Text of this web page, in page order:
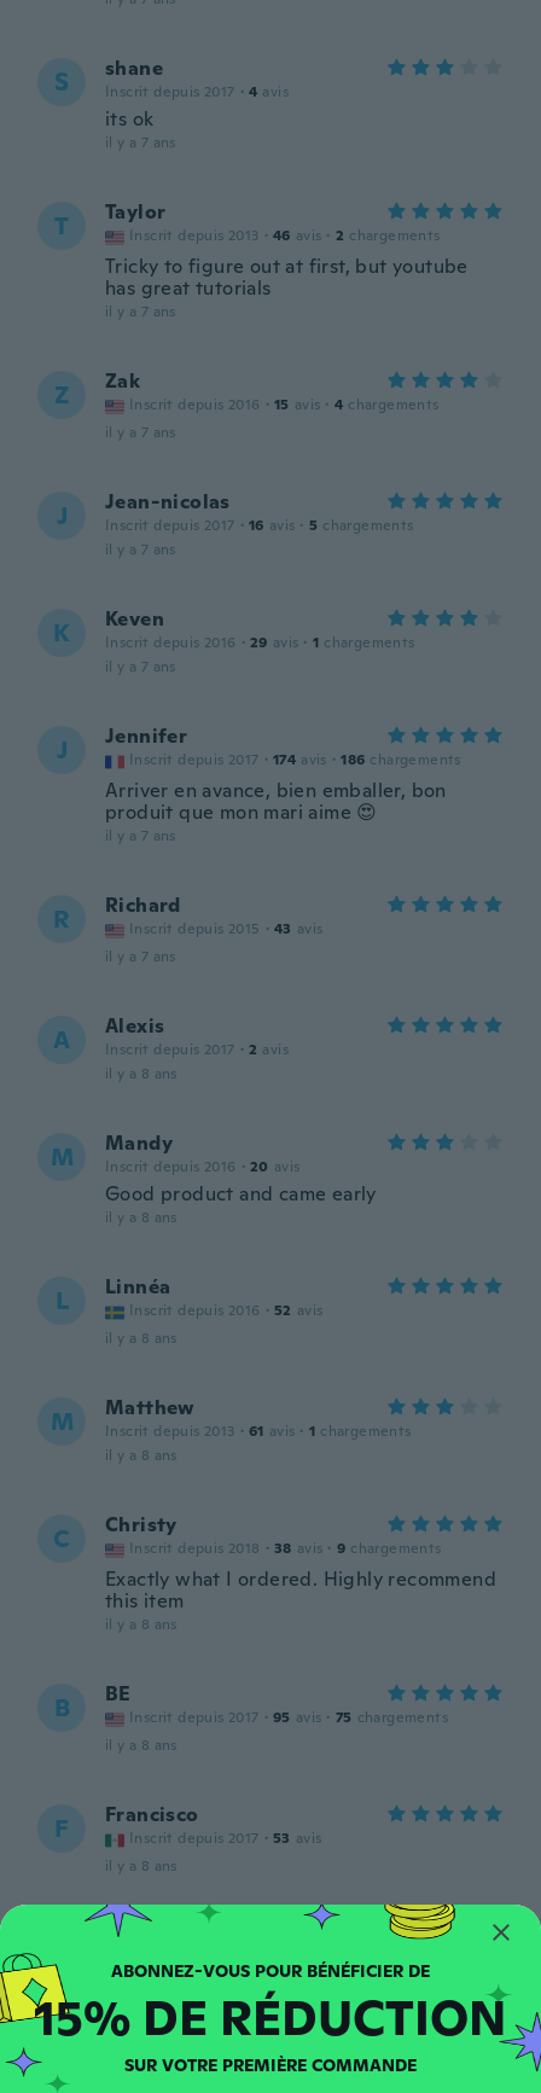
S shane
Inscrit depuis 2017 · 4 avis
its ok
il y a 7 ans
T Taylor
Inscrit depuis 2013 · 46 avis · 2 chargements
Tricky to figure out at first, but youtube
has great tutorials
il y a 7 ans
Z Zak
Inscrit depuis 2016 · 15 avis · 4 chargements
il y a 7 ans
J Jean-nicolas
Inscrit depuis 2017 · 16 avis · 5 chargements
il y a 7 ans
K Keven
Inscrit depuis 2016 · 29 avis · 1 chargements
il y a 7 ans
J Jennifer
Inscrit depuis 2017 · 174 avis · 186 chargements
Arriver en avance, bien emballer, bon
produit que mon mari aime 😍
il y a 7 ans
R Richard
Inscrit depuis 2015 · 43 avis
il y a 7 ans
A Alexis
Inscrit depuis 2017 · 2 avis
il y a 8 ans
M Mandy
Inscrit depuis 2016 · 20 avis
Good product and came early
il y a 8 ans
L Linnéa
Inscrit depuis 2016 · 52 avis
il y a 8 ans
M Matthew
Inscrit depuis 2013 · 61 avis · 1 chargements
il y a 8 ans
C Christy
Inscrit depuis 2018 · 38 avis · 9 chargements
Exactly what I ordered. Highly recommend
this item
il y a 8 ans
B BE
Inscrit depuis 2017 · 95 avis · 75 chargements
il y a 8 ans
F Francisco
Inscrit depuis 2017 · 53 avis
il y a 8 ans
Rita
il y a 8 ans
Inscrit depuis 2015 · 31 avis · 3 chargements
15% DE RÉDUCTION
SUR VOTRE PREMIÈRE COMMANDE